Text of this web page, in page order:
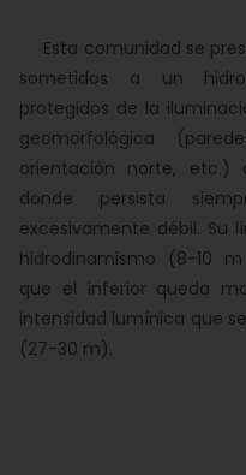
Esta comunidad se
sometidos a un
protegidos de la
geomorfológica
orientación norte, etc.)
donde persista
excesivamente débil. Su
hidrodinamismo (8-10
que el inferior queda
intensidad lumínica que
(27-30 m).